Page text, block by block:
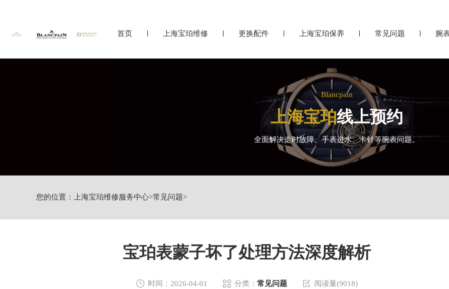
首页 上海宝珀维修 更换配件 上海宝珀保养 常见问题 腕
Blancpain
上海宝珀线上预约
全面解决走时故障、手表进水、卡针等腕表问题。
您的位置： 上海宝珀维修服务中心>常见问题>
宝珀表蒙子坏了处理方法深度解析
 时间：2026-04-01  分类： 常见问题  阅读量(9018)